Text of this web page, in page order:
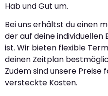
Hab und Gut um.
Bei uns erhältst du einen
der auf deine individuellen
ist. Wir bieten flexible
deinen Zeitplan
Zudem sind unsere
versteckte Kosten.